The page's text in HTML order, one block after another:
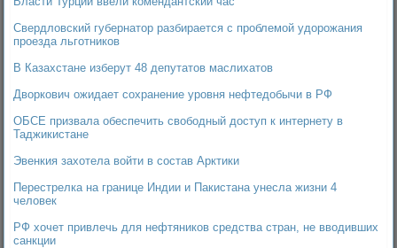
Свердловский губернатор разбирается с проблемой удорожания
проезда льготников
В Казахстане изберут 48 депутатов маслихатов
Дворкович ожидает сохранение уровня нефтедобычи в РФ
ОБСЕ призвала обеспечить свободный доступ к интернету в
Таджикистане
Эвенкия захотела войти в состав Арктики
Перестрелка на границе Индии и Пакистана унесла жизни 4
человек
РФ хочет привлечь для нефтяников средства стран, не вводивших
санкции